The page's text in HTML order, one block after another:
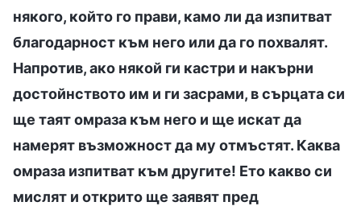
някого, който го прави, камо ли да изпитват
благодарност към него или да го похвалят.
Напротив, ако някой ги кастри и накърни
достойнството им и ги засрами, в сърцата си
ще таят омраза към него и ще искат да
намерят възможност да му отмъстят. Каква
омраза изпитват към другите! Ето какво си
мислят и открито ще заявят пред